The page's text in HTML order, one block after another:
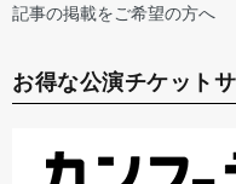
記事の掲載をご希望の方へ
お得な公演チケット